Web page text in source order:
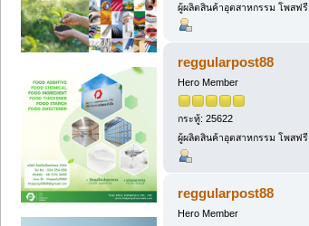
ผู้ผลิตสินค้าอุตสาหกรรม โพสฟรี
reggularpost88
Hero Member
กระทู้: 25622
ผู้ผลิตสินค้าอุตสาหกรรม โพสฟรี
reggularpost88
Hero Member